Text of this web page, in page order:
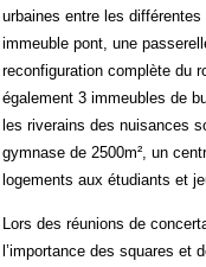
urbaines entre les
immeuble pont, une
reconfiguration complète du
également 3 immeubles de
les riverains des nuisances
gymnase de 2500m², un
logements aux étudiants et
Lors des réunions de
l’importance des squares et